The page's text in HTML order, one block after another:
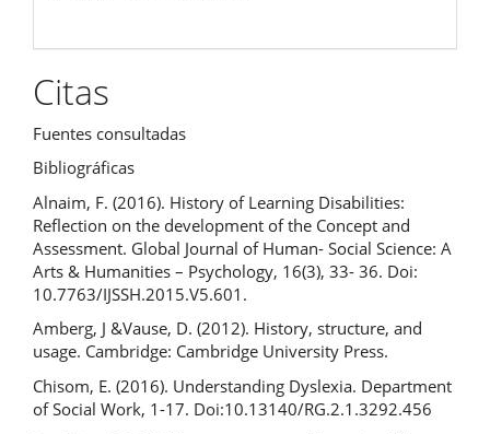
Citas
Fuentes consultadas
Bibliográficas
Alnaim, F. (2016). History of Learning Disabilities:
Reflection on the development of the Concept and
Assessment. Global Journal of Human- Social Science: A
Arts & Humanities – Psychology, 16(3), 33- 36. Doi:
10.7763/IJSSH.2015.V5.601.
Amberg, J &Vause, D. (2012). History, structure, and
usage. Cambridge: Cambridge University Press.
Chisom, E. (2016). Understanding Dyslexia. Department
of Social Work, 1-17. Doi:10.13140/RG.2.1.3292.456